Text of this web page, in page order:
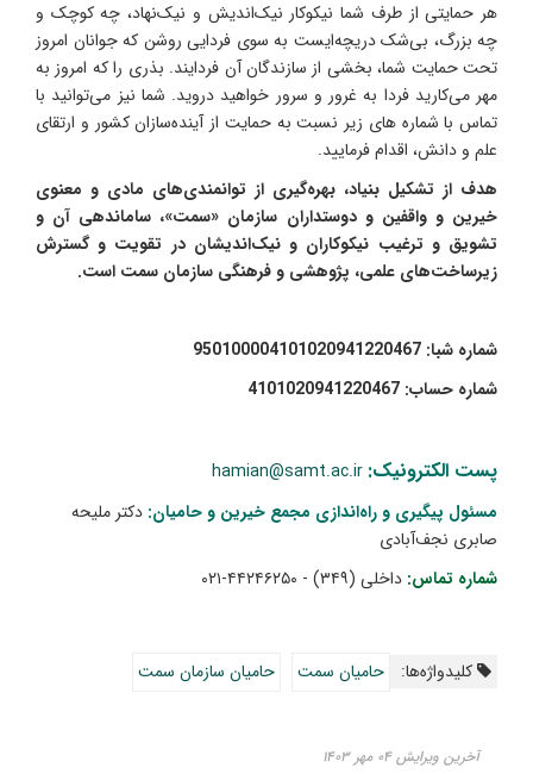
هر حمایتی از طرف شما نیکوکار نیک‌اندیش و نیک‌نهاد، چه کوچک و
چه بزرگ، بی‌شک دریچه‌ایست به سوی فردایی روشن که جوانان امروز
تحت حمایت شما، بخشی از سازندگان آن فردایند. بذری را که امروز به
مهر می‌کارید فردا به غرور و سرور خواهید دروید. شما نیز می‌توانید با
تماس با شماره های زیر نسبت به حمایت از آینده‌سازان کشور و ارتقای
علم و دانش، اقدام فرمایید.
هدف از تشکیل بنیاد، بهره‌‌گیری از توانمندی‌های مادی و معنوی
خیرین و واقفین و دوستداران سازمان «سمت»، ساماندهی آن و
تشویق و ترغیب نیکوکاران و نیک‌اندیشان در تقویت و گسترش
زیرساخت‌های علمی، پژوهشی و فرهنگی سازمان سمت است.
شماره شبا: 950100004101020941220467
شماره حساب: 4101020941220467
پست الکترونیک: hamian@samt.ac.ir
مسئول پیگیری و راه‌اندازی مجمع خیرین و حامیان: دکتر ملیحه
صابری نجف‌آبادی
شماره تماس: داخلی (۳۴۹) - ۴۴۲۴۶۲۵۰-۰۲۱
کلیدواژه‌ها: حامیان سمت حامیان سازمان سمت
آخرین ویرایش ۰۴ مهر ۱۴۰۳